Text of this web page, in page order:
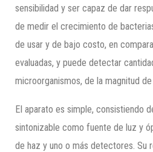
sensibilidad y ser capaz de dar
de medir el crecimiento de
de usar y de bajo costo, en
evaluadas, y puede detectar
microorganismos, de la magnitud
El aparato es simple, consistiendo
sintonizable como fuente de luz y
de haz y uno o más detectores. Su